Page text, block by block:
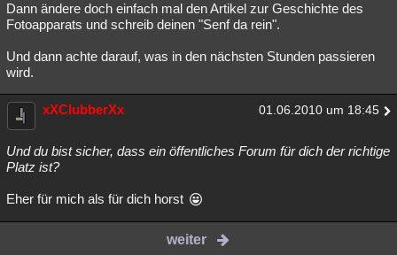
Dann ändere doch einfach mal den Artikel zur Geschichte des
Fotoapparats und schreib deinen "Senf da rein".
Und dann achte darauf, was in den nächsten Stunden passieren
wird.
xXClubberXx 01.06.2010 um 18:45
Und du bist sicher, dass ein öffentliches Forum für dich der richtige
Platz ist?
Eher für mich als für dich horst
weiter